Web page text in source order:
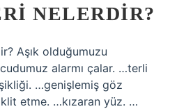
NELERDIR?
Aşık olduğumuzu
alarmı çalar. …terli
…genişlemiş göz
etme. …kızaran yüz. …